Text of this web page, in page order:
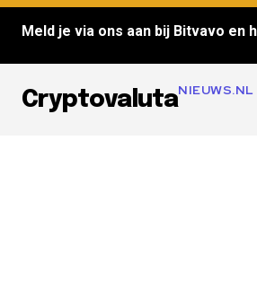
Meld je via ons aan bij Bitvavo en
CryptovalutaNIEUWS.NL